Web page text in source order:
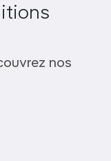
nos